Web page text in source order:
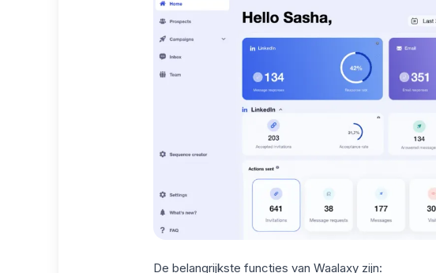
De belangrijkste functies van Waalaxy zijn: